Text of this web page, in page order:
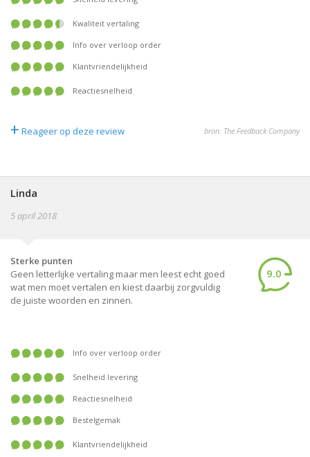
Kwaliteit vertaling
Info over verloop order
Klantvriendelijkheid
Reactiesnelheid
+ Reageer op deze review bron: The Feedback Company
Linda
5 april 2018
Sterke punten
Geen letterlijke vertaling maar men leest echt goed
wat men moet vertalen en kiest daarbij zorgvuldig
de juiste woorden en zinnen.
9.0
Info over verloop order
Snelheid levering
Reactiesnelheid
Bestelgemak
Klantvriendelijkheid